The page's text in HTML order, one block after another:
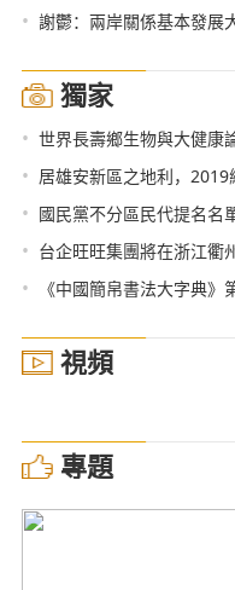
• 謝鬱：兩岸關係基本發展
獨家
• 世界長壽鄉生物與大健康
• 居雄安新區之地利，
• 國民黨不分區民代提名名
• 台企旺旺集團將在浙江衢
• 《中國簡帛書法大字典》
視頻
專題